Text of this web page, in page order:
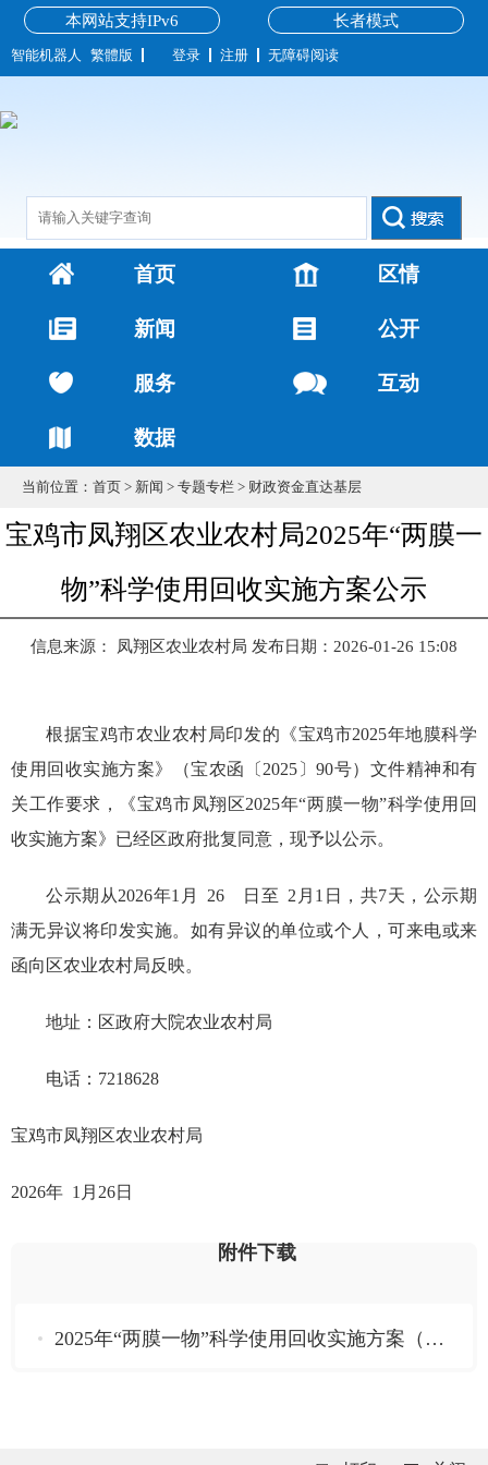
长者模式
本网站支持IPv6
智能机器人 繁體版 登录 注册 无障碍阅读
首页 区情
新闻 公开
服务 互动
数据
当前位置： 首页 > 新闻 > 专题专栏 > 财政资金直达基层
宝鸡市凤翔区农业农村局2025年“两膜一
物”科学使用回收实施方案公示
信息来源： 凤翔区农业农村局 发布日期：2026-01-26 15:08
根据宝鸡市农业农村局印发的《宝鸡市2025年地膜科学
使用回收实施方案》（宝农函〔2025〕90号）文件精神和有
关工作要求，《宝鸡市凤翔区2025年“两膜一物”科学使用回
收实施方案》已经区政府批复同意，现予以公示。
公示期从2026年1月 26 日至 2月1日，共7天，公示期
满无异议将印发实施。如有异议的单位或个人，可来电或来
函向区农业农村局反映。
地址：区政府大院农业农村局
电话：7218628
宝鸡市凤翔区农业农村局
2026年 1月26日
附件下载
2025年“两膜一物”科学使用回收实施方案（定稿12.30）.docx